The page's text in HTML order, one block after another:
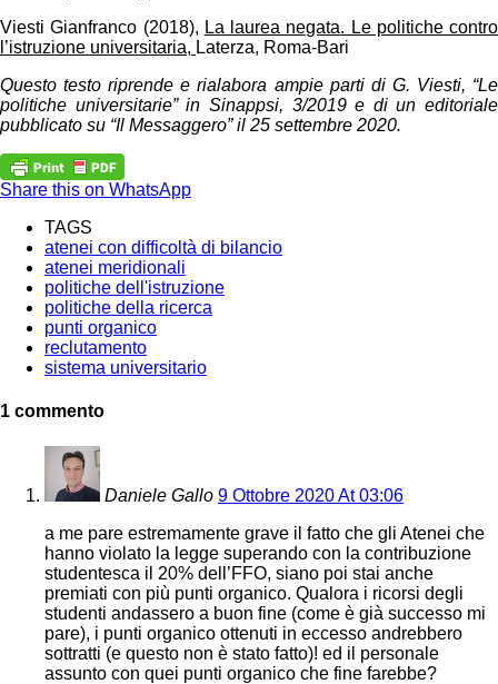
Viesti Gianfranco (2018), La laurea negata. Le politiche contro
l’istruzione universitaria, Laterza, Roma-Bari
Questo testo riprende e rialabora ampie parti di G. Viesti, “Le
politiche universitarie” in Sinappsi, 3/2019 e di un editoriale
pubblicato su “Il Messaggero” il 25 settembre 2020.
Share this on WhatsApp
TAGS
atenei con difficoltà di bilancio
atenei meridionali
politiche dell'istruzione
politiche della ricerca
punti organico
reclutamento
sistema universitario
1 commento
Daniele Gallo 9 Ottobre 2020 At 03:06
a me pare estremamente grave il fatto che gli Atenei che
hanno violato la legge superando con la contribuzione
studentesca il 20% dell’FFO, siano poi stai anche
premiati con più punti organico. Qualora i ricorsi degli
studenti andassero a buon fine (come è già successo mi
pare), i punti organico ottenuti in eccesso andrebbero
sottratti (e questo non è stato fatto)! ed il personale
assunto con quei punti organico che fine farebbe?